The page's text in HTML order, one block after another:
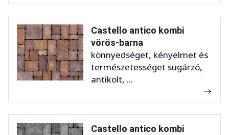
Castello antico kombi
vörös-barna
könnyedséget, kényelmet és
természetességet sugárzó,
antikolt, ...
Castello antico kombi